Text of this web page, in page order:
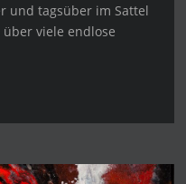
und tagsüber im Sattel
viele endlose